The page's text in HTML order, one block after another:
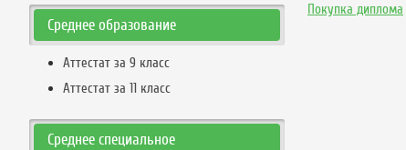
Покупка диплома
Среднее образование
Аттестат за 9 класс
Аттестат за 11 класс
Среднее специальное